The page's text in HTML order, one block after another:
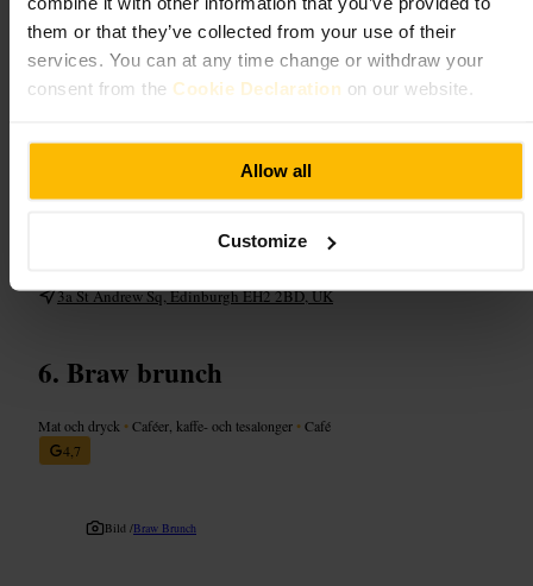
them or that they’ve collected from your use of their
services. You can at any time change or withdraw your
consent from the Cookie Declaration on our website.
Allow all
Customize
Planera ditt besök
större beställningar, som delade rätter, fungerar förbeställning bra. Om
det är väntetid kan du slå dig ner i bardelen. Fråga personalen om
rekommendationer om du är osäker på vad du vill ha.
edium=organic&utm_campaign=Yext&utm_content=D5-Edinburg
h&y_source=1_MjMwNDkyMDYtNzE1LWxvY2F0aW9uLndlYnN
3a St Andrew Sq, Edinburgh EH2 2BD, UK
Braw brunch
Mat och dryck •Caféer, kaffe- och tesalonger •Café
4,7
Bild /Braw Brunch